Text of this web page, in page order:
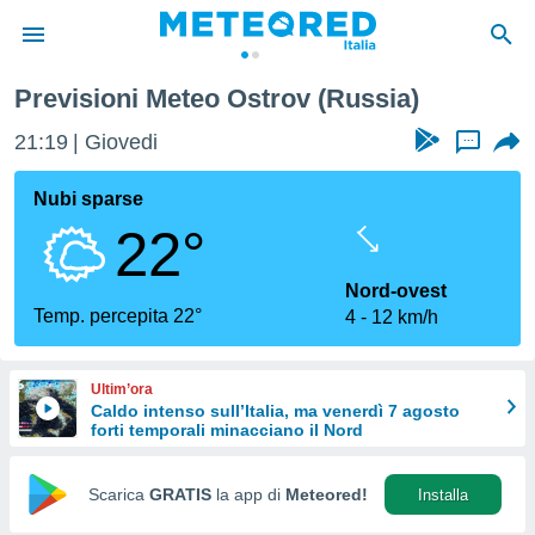
di
per
le
di
Web
Previsioni Meteo Ostrov (Russia)
21:19 Giovedi ...
Nubi sparse
22°
Temp. percepita 22°
Nord-ovest
4
12 km/h
Ultim’ora
Caldo intenso sull’Italia, ma venerdì 7 agosto
forti temporali minacciano il Nord
Scarica GRATIS la app di Meteored! Installa